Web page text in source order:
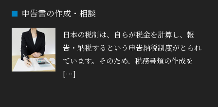
申告書の作成・相談
日本の税制は、自らが税金を計算し、報
告・納税するという申告納税制度がとられ
ています。そのため、税務書類の作成を
[…]